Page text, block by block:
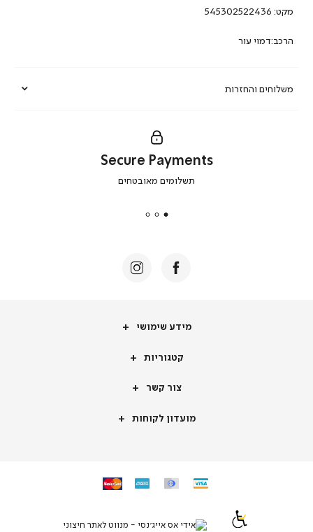
משלוחים והחזרות
מקט: 545302522436
הרכב:דמוי עור
secure
Secure Payments
תשלומים מאובטחים
מידע
מידע שימושי
קטגוריותקטגוריות
צור
צור קשר
מועדון
מועדון לקוחות